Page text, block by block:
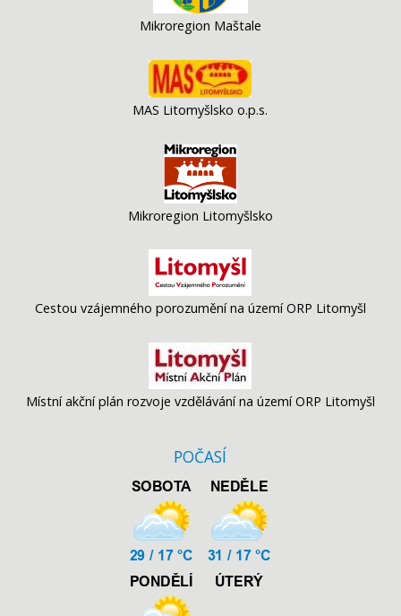
Mikroregion Maštale
MAS Litomyšlsko o.p.s.
Mikroregion Litomyšlsko
Cestou vzájemného porozumění na území ORP Litomyšl
Místní akční plán rozvoje vzdělávání na území ORP Litomyšl
POČASÍ